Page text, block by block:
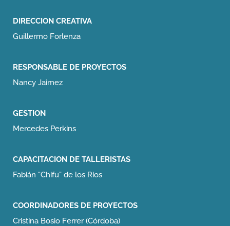
DIRECCION CREATIVA
Guillermo Forlenza
RESPONSABLE DE PROYECTOS
Nancy Jaimez
GESTION
Mercedes Perkins
CAPACITACION DE TALLERISTAS
Fabián “Chifu” de los Rios
COORDINADORES DE PROYECTOS
Cristina Bosio Ferrer (Córdoba)